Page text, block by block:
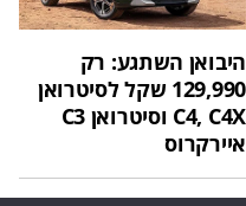
היבואן השתגע: רק
129,990 שקל לסיטרואן
C4, C4X וסיטרואן C3
איירקרוס